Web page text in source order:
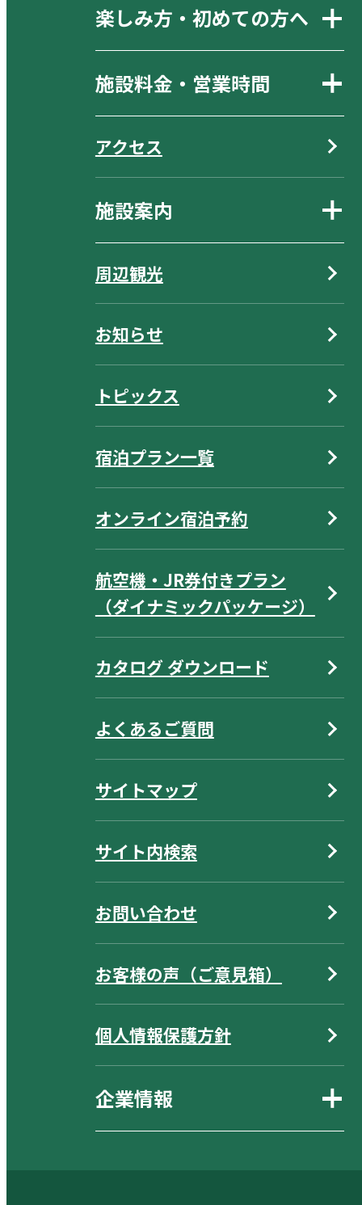
楽しみ方・初めての方へ
施設料金・営業時間
アクセス
施設案内
周辺観光
お知らせ
トピックス
宿泊プラン一覧
オンライン宿泊予約
航空機・JR券付きプラン
（ダイナミックパッケージ）
カタログ ダウンロード
よくあるご質問
サイトマップ
サイト内検索
お問い合わせ
お客様の声（ご意見箱）
個人情報保護方針
企業情報